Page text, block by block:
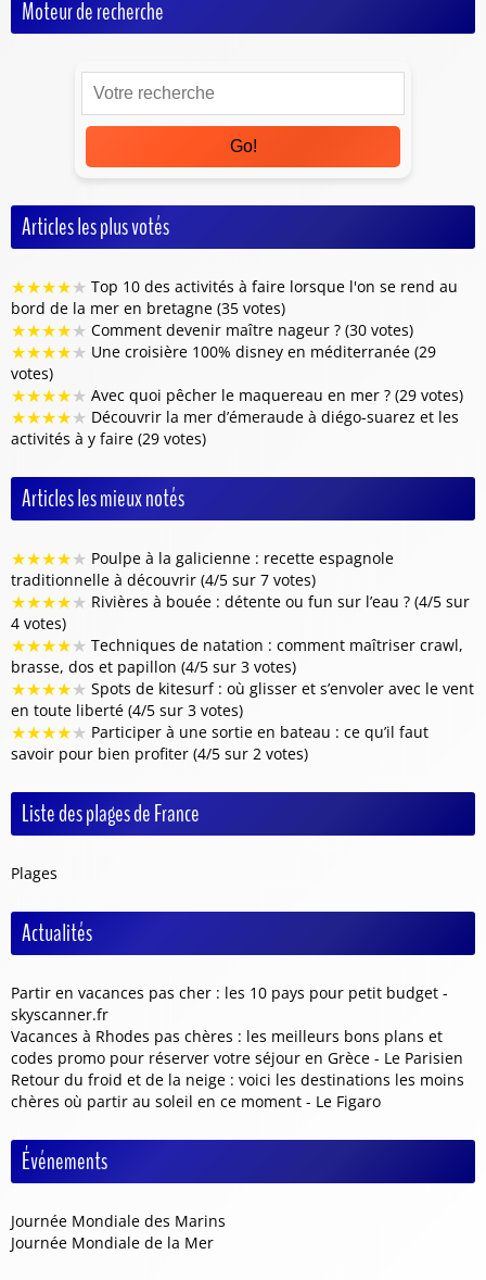
Moteur de recherche
Go!
Articles les plus votés
★★★★★ Top 10 des activités à faire lorsque l'on se rend au
bord de la mer en bretagne (35 votes)
★★★★★ Comment devenir maître nageur ? (30 votes)
★★★★★ Une croisière 100% disney en méditerranée (29
votes)
★★★★★ Avec quoi pêcher le maquereau en mer ? (29 votes)
★★★★★ Découvrir la mer d’émeraude à diégo-suarez et les
activités à y faire (29 votes)
Articles les mieux notés
★★★★★ Poulpe à la galicienne : recette espagnole
traditionnelle à découvrir (4/5 sur 7 votes)
★★★★★ Rivières à bouée : détente ou fun sur l’eau ? (4/5 sur
4 votes)
★★★★★ Techniques de natation : comment maîtriser crawl,
brasse, dos et papillon (4/5 sur 3 votes)
★★★★★ Spots de kitesurf : où glisser et s’envoler avec le vent
en toute liberté (4/5 sur 3 votes)
★★★★★ Participer à une sortie en bateau : ce qu’il faut
savoir pour bien profiter (4/5 sur 2 votes)
Liste des plages de France
Plages
Actualités
Partir en vacances pas cher : les 10 pays pour petit budget -
skyscanner.fr
Vacances à Rhodes pas chères : les meilleurs bons plans et
codes promo pour réserver votre séjour en Grèce - Le Parisien
Retour du froid et de la neige : voici les destinations les moins
chères où partir au soleil en ce moment - Le Figaro
Événements
Journée Mondiale des Marins
Journée Mondiale de la Mer